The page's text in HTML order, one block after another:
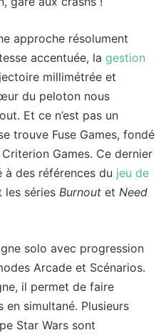
approche résolument
accentuée, la gestion
millimétrée et
du peloton nous
Et ce n’est pas un
trouve Fuse Games, fondé
Games. Ce dernier
des références du jeu de
les séries Burnout et Need
solo avec progression
Arcade et Scénarios.
il permet de faire
en simultané. Plusieurs
Star Wars sont